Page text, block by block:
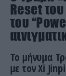
Reset
του
Το μήνυμα
με τον Xi